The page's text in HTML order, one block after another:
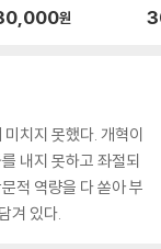
원
치지 못했다. 개혁이
내지 못하고 좌절되
적 역량을 다 쏟아 부
겨 있다.